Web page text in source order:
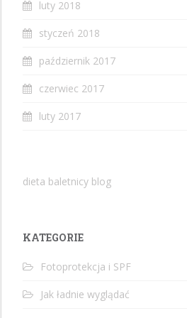
luty 2018
styczeń 2018
październik 2017
czerwiec 2017
luty 2017
dieta baletnicy blog
KATEGORIE
Fotoprotekcja i SPF
Jak ładnie wyglądać